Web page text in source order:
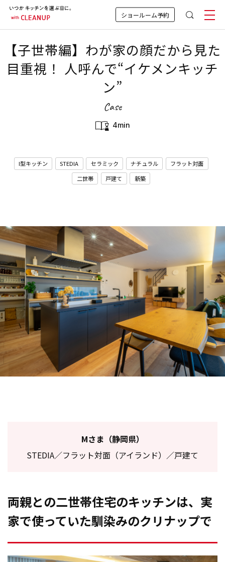
ショールーム予約
【子世帯編】わが家の顔だから見た
目重視！ 人呼んで“イケメンキッチ
ン”
Case
4min
I型キッチン STEDIA セラミック ナチュラル
フラット対面
二世帯
戸建て 新築
Mさま（静岡県）
STEDIA／フラット対面（アイランド）／戸建て
両親との二世帯住宅のキッチンは、実
家で使っていた馴染みのクリナップで